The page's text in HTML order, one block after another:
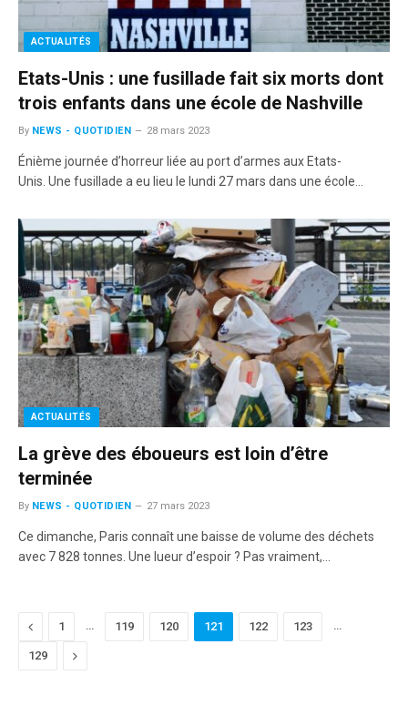
ACTUALITÉS
Etats-Unis : une fusillade fait six morts dont
trois enfants dans une école de Nashville
By NEWS - QUOTIDIEN 28 mars 2023
Énième journée d’horreur liée au port d’armes aux Etats-
Unis. Une fusillade a eu lieu le lundi 27 mars dans une école…
ACTUALITÉS
La grève des éboueurs est loin d’être
terminée
By NEWS - QUOTIDIEN 27 mars 2023
Ce dimanche, Paris connaît une baisse de volume des déchets
avec 7 828 tonnes. Une lueur d’espoir ? Pas vraiment,…
Previous
1 … 119 120 121 122 123 …
129 Next